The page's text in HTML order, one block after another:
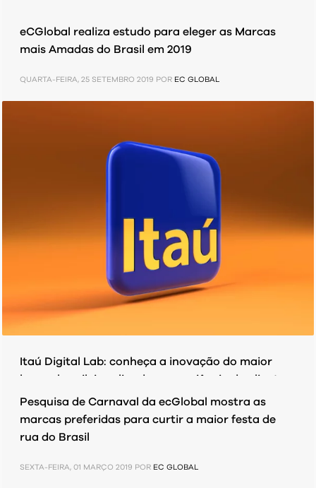
eCGlobal realiza estudo para eleger as Marcas
mais Amadas do Brasil em 2019
QUARTA-FEIRA, 25 SETEMBRO 2019 POR EC GLOBAL
Itaú Digital Lab: conheça a inovação do maior
banco brasileiro aliando a experiência do cliente,
Pesquisa de Mercado e Metodologia Agile.
SEXTA-FEIRA, 30 AGOSTO 2019
Pesquisa de Carnaval da ecGlobal mostra as
marcas preferidas para curtir a maior festa de
rua do Brasil
SEXTA-FEIRA, 01 MARÇO 2019 POR EC GLOBAL